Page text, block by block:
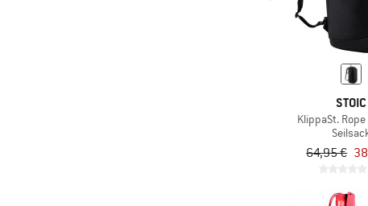
STOIC
KlippaSt.
64,95 €